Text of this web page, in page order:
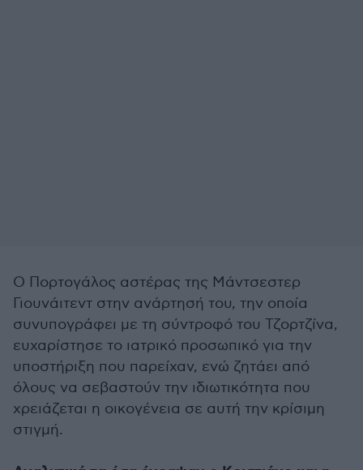
Ο Πορτογάλος αστέρας της Μάντσεστερ
Γιουνάιτεντ στην ανάρτησή του, την οποία
συνυπογράφει με τη σύντροφό του Τζορτζίνα,
ευχαρίστησε το ιατρικό προσωπικό για την
υποστήριξη που παρείχαν, ενώ ζητάει από
όλους να σεβαστούν την ιδιωτικότητα που
χρειάζεται η οικογένεια σε αυτή την κρίσιμη
στιγμή.